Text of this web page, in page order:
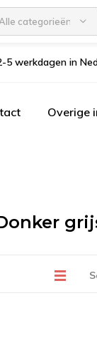
Alle categorieën
5 werkdagen in
Overige